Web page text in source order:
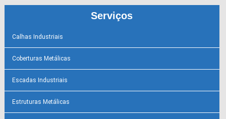
Serviços
Calhas Industriais
Coberturas Metálicas
Escadas Industriais
Estruturas Metálicas